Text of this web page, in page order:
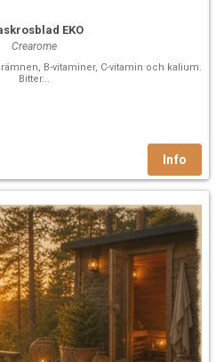
EKO
Crearome
B-vitaminer, C-vitamin och kalium.
Bitter...